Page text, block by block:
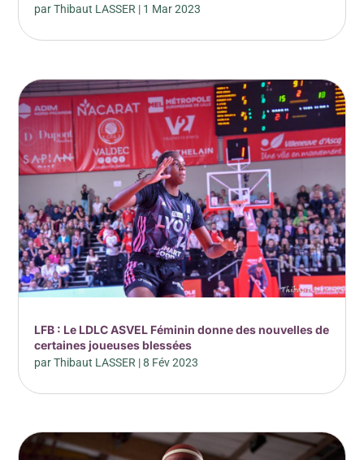
parThibaut LASSER | 1 Mar 2023
LFB : Le LDLC ASVEL Féminin donne des nouvelles de
certaines joueuses blessées
parThibaut LASSER |8 Fév 2023